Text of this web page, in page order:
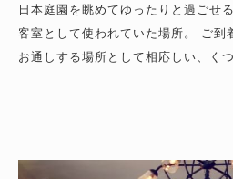
日本庭園を眺めてゆったりと過ごせ
客室として使われていた場所。
ご到
お通しする場所として相応しい、く